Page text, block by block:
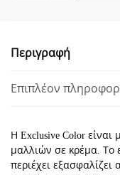
ΞΑΝΘΟ
ΑΚΑΖΟΥ
Περιγραφή
Επιπλέον
Η Exclusive Color
μαλλιών σε κρέμα. Το
περιέχει